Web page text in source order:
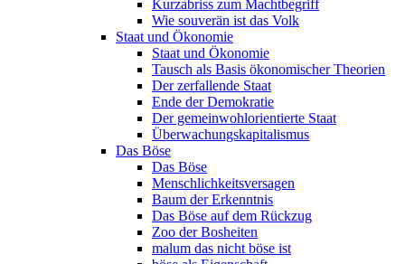
Kurzabriss zum Machtbegriff
Wie souverän ist das Volk
Staat und Ökonomie
Staat und Ökonomie
Tausch als Basis ökonomischer Theorien
Der zerfallende Staat
Ende der Demokratie
Der gemeinwohlorientierte Staat
Überwachungskapitalismus
Das Böse
Das Böse
Menschlichkeitsversagen
Baum der Erkenntnis
Das Böse auf dem Rückzug
Zoo der Bosheiten
malum das nicht böse ist